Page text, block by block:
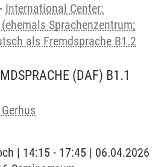
- International Center:
Sprachenzentrum;
als Fremdsprache B1.2
(DAF) B1.1
| 14:15 - 17:45 | 06.04.2026